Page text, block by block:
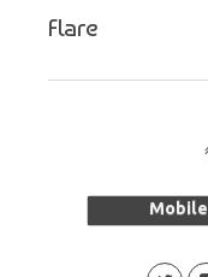
Flare
Mobile